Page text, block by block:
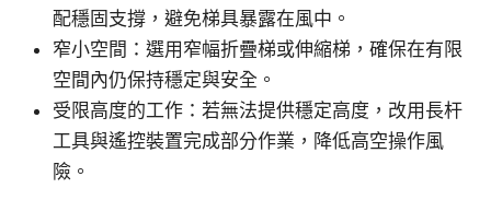
配穩固支撐，避免梯具暴露在風中。
窄小空間：選用窄幅折疊梯或伸縮梯，確保在有限
空間內仍保持穩定與安全。
受限高度的工作：若無法提供穩定高度，改用長杆
工具與遙控裝置完成部分作業，降低高空操作風
險。